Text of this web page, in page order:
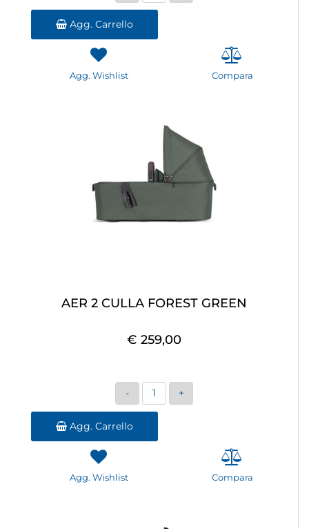
Agg. Carrello
Agg. Wishlist Compara
AER 2 CULLA FOREST GREEN
€ 259,00
Quantità
Agg. Carrello
Agg. Wishlist Compara